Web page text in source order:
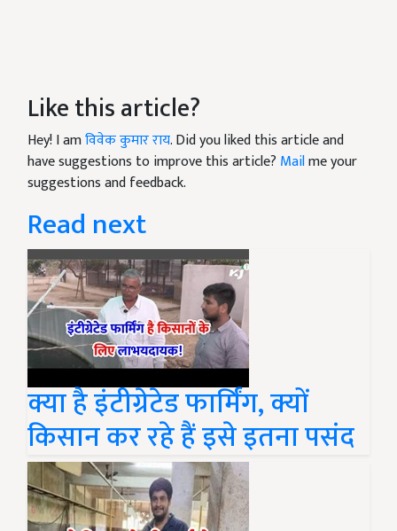
Like this article?
Hey! I amविवेक कुमार राय. Did you liked this article and
have suggestions to improve this article? Mailme your
suggestions and feedback.
Read next
क्या है इंटीग्रेटेड फार्मिंग, क्यों
किसान कर रहे हैं इसे इतना पसंद